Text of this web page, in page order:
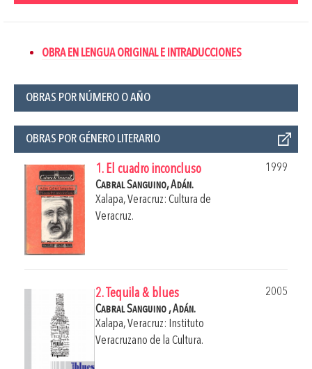
OBRA EN LENGUA ORIGINAL E INTRADUCCIONES
OBRAS POR NÚMERO O AÑO
OBRAS POR GÉNERO LITERARIO
1. El cuadro inconcluso
1999
Cabral Sanguino, Adán.
Xalapa, Veracruz: Cultura de
Veracruz.
2. Tequila & blues
2005
Cabral Sanguino , Adán.
Xalapa, Veracruz: Instituto
Veracruzano de la Cultura.